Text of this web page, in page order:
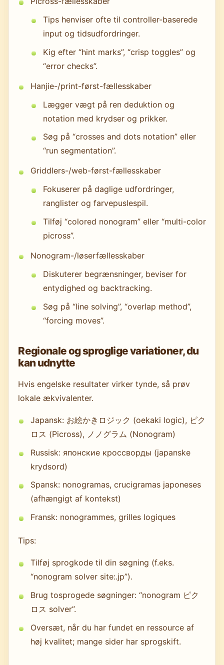
Tips henviser ofte til controller-baserede
input og tidsudfordringer.
Kig efter “hint marks”, “crisp toggles” og
“error checks”.
Hanjie-/print-først-fællesskaber
Lægger vægt på ren deduktion og
notation med krydser og prikker.
Søg på “crosses and dots notation” eller
“run segmentation”.
Griddlers-/web-først-fællesskaber
Fokuserer på daglige udfordringer,
ranglister og farvepuslespil.
Tilføj “colored nonogram” eller “multi-color
picross”.
Nonogram-/løserfællesskaber
Diskuterer begrænsninger, beviser for
entydighed og backtracking.
Søg på “line solving”, “overlap method”,
“forcing moves”.
Regionale og sproglige variationer, du
kan udnytte
Hvis engelske resultater virker tynde, så prøv
lokale ækvivalenter.
Japansk: お絵かきロジック (oekaki logic), ピク
ロス (Picross), ノノグラム (Nonogram)
Russisk: японские кроссворды (japanske
krydsord)
Spansk: nonogramas, crucigramas japoneses
(afhængigt af kontekst)
Fransk: nonogrammes, grilles logiques
Tips:
Tilføj sprogkode til din søgning (f.eks.
“nonogram solver site:.jp”).
Brug tosprogede søgninger: “nonogram ピク
ロス solver”.
Oversæt, når du har fundet en ressource af
høj kvalitet; mange sider har sprogskift.